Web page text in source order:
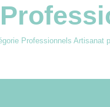
Professionnels